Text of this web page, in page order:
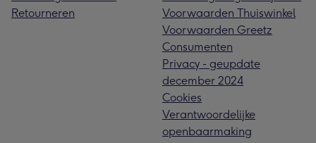
Retourneren
Voorwaarden Thuiswinkel
Voorwaarden Greetz
Consumenten
Privacy - geupdate
december 2024
Cookies
Verantwoordelijke
openbaarmaking